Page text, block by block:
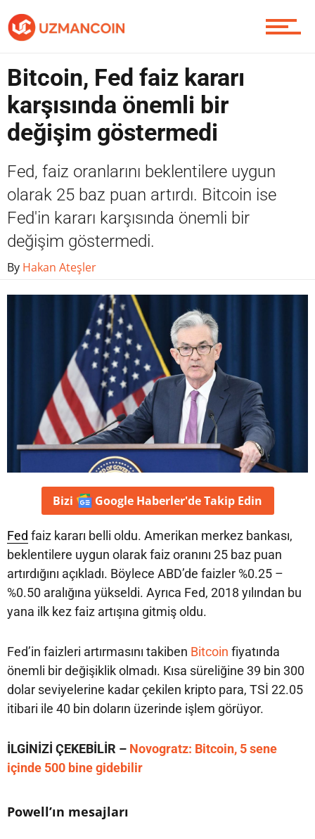
Yazarlardan
Piyasa
Soru Sor
Contact / İletişim
Bitcoin, Fed faiz kararı
karşısında önemli bir
değişim göstermedi
Fed, faiz oranlarını beklentilere uygun
olarak 25 baz puan artırdı. Bitcoin ise
Fed'in kararı karşısında önemli bir
değişim göstermedi.
By Hakan Ateşler
Bizi Google Haberler'deTakip Edin
Fed faiz kararı belli oldu. Amerikan merkez bankası,
beklentilere uygun olarak faiz oranını 25 baz puan
artırdığını açıkladı. Böylece ABD’de faizler %0.25 –
%0.50 aralığına yükseldi. Ayrıca Fed, 2018 yılından bu
yana ilk kez faiz artışına gitmiş oldu.
Fed’in faizleri artırmasını takiben Bitcoin fiyatında
önemli bir değişiklik olmadı. Kısa süreliğine 39 bin 300
dolar seviyelerine kadar çekilen kripto para, TSİ 22.05
itibari ile 40 bin doların üzerinde işlem görüyor.
İLGİNİZİ ÇEKEBİLİR – Novogratz: Bitcoin, 5 sene
içinde 500 bine gidebilir
Powell’ın mesajları